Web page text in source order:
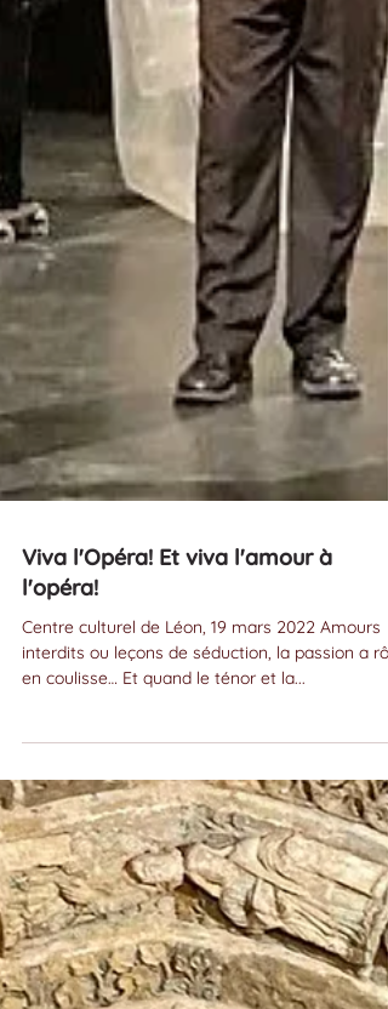
Viva l'Opéra! Et viva l'amour à
l'opéra!